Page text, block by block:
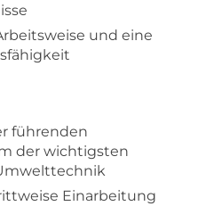
und eine
führenden
der wichtigsten
Einarbeitung